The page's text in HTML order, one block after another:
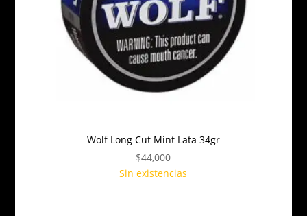
Wolf Long Cut Mint Lata 34gr
$44,000
Sin existencias